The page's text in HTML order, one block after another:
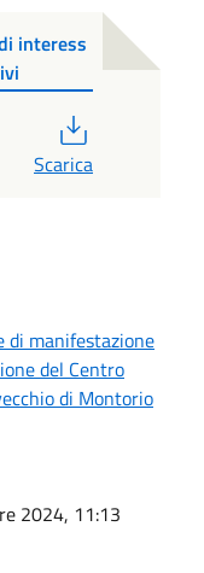
interess
Scarica
di manifestazione
del Centro
di Montorio
2024, 11:13